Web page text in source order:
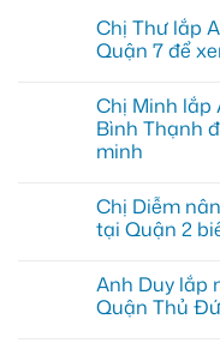
Chị Thư lắp
Quận 7 để
bình
luận
ở
Chị
Android
box
xe
Geely
tại
Quận
7
Chị Minh lắp
Bình Thạnh
minh
bình
luận
ở
lắp
Android
Box
Chị Diễm
tại Quận 2
bình
luận
ở
Anh Duy lắp
Quận Thủ